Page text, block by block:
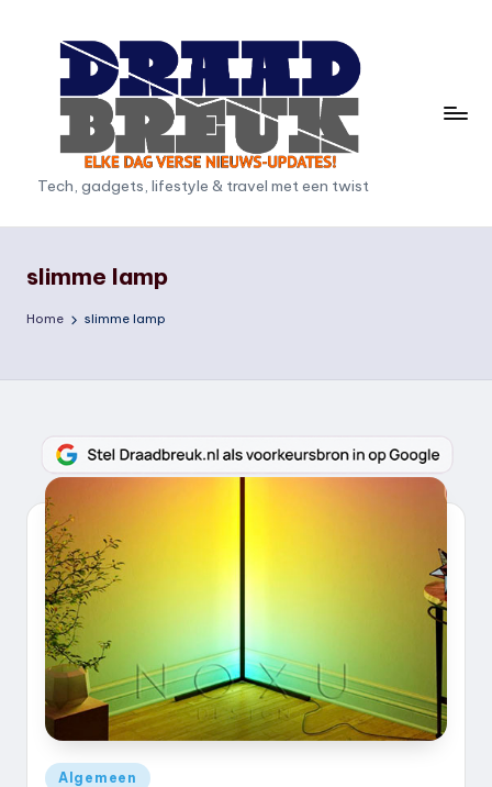
D
r
a
d
e
u
k
.
n
Tech, gadgets, lifestyle & travel met een twist
slimme lamp
Home slimme lamp
Geplaatst
Algemeen